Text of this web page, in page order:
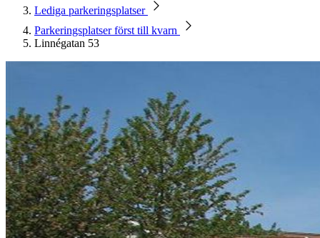
Lediga parkeringsplatser
Parkeringsplatser först till kvarn
Linnégatan 53